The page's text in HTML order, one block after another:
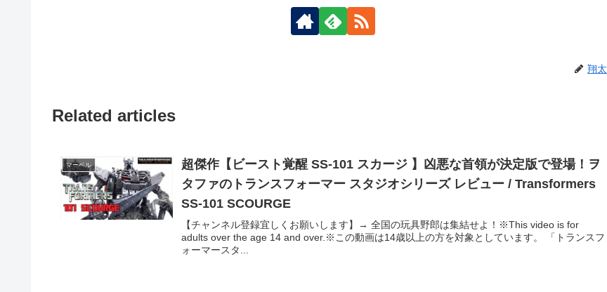
翔太
Related articles
マーベル
超傑作【ビースト覚醒 SS-101 スカージ 】凶悪な首領が決定版で登場！ヲ
タファのトランスフォーマー スタジオシリーズ レビュー / Transformers
SS-101 SCOURGE
【チャンネル登録宜しくお願いします】→ 全国の玩具野郎は集結せよ！※This video is for
adults over the age 14 and over.※この動画は14歳以上の方を対象としています。 「トランスフ
ォーマースタ...